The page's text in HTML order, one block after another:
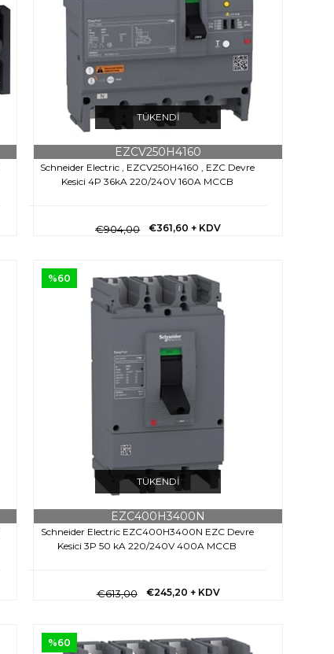
TÜKENDI
Schneider Electric , EZCV250H4160 , EZC Devre
Kesici 4P 36kA 220/240V 160A MCCB
EZCV250H4160
€361,60+ KDV
€904,00
TÜKENDI
Schneider Electric EZC400H3400N EZC Devre
Kesici 3P 50 kA 220/240V 400A MCCB
EZC400H3400N
€245,20 + KDV
€613,00
%60
%60